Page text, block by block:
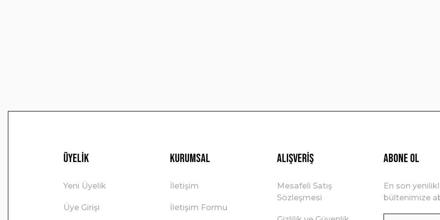
Üyelik
Yeni Üyelik
Üye Girişi
Kurumsal
İletişim
İletişim Formu
Alışveriş
Mesafeli Satış
Sözleşmesi
ABONE OL
En son
bültenimize